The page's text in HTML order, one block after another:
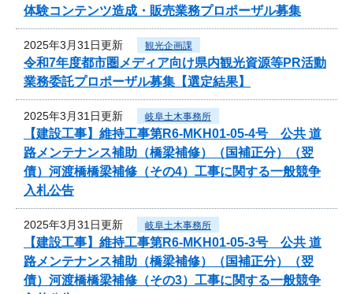
体験コンテンツ造成・販売業務プロポーザル募集
2025年3月31日更新 観光企画課
令和7年度都市圏メディア向け県内観光資源等PR活動
業務委託プロポーザル募集【選定結果】
2025年3月31日更新 岐阜土木事務所
【建設工事】維持工事第R6-MKH01-05-4号 公共 道
路メンテナンス補助（橋梁補修）（国補正分）（翌
債）河渡橋橋梁補修（その4）工事に関する一般競争
入札公告
2025年3月31日更新 岐阜土木事務所
【建設工事】維持工事第R6-MKH01-05-3号 公共 道
路メンテナンス補助（橋梁補修）（国補正分）（翌
債）河渡橋橋梁補修（その3）工事に関する一般競争